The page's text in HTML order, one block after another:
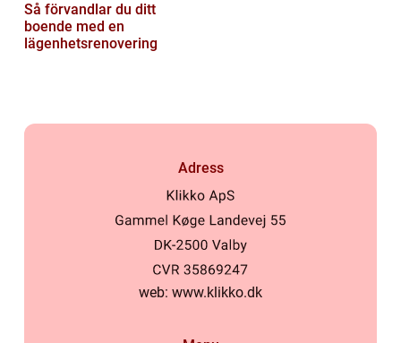
Så förvandlar du ditt
boende med en
lägenhetsrenovering
Adress
web: www.klikko.dk